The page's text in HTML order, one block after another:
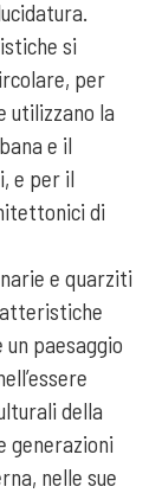
si
per
utilizzano la
e il
e per il
di
e quarziti
paesaggio
della
generazioni
nelle sue